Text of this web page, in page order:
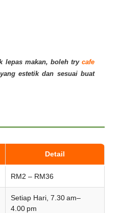
lepas makan, boleh try cafe
estetik dan sesuai buat
Detail
RM2 – RM36
Setiap Hari, 7.30 am–
4.00 pm